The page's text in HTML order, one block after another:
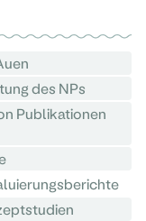
des NPs
Publikationen